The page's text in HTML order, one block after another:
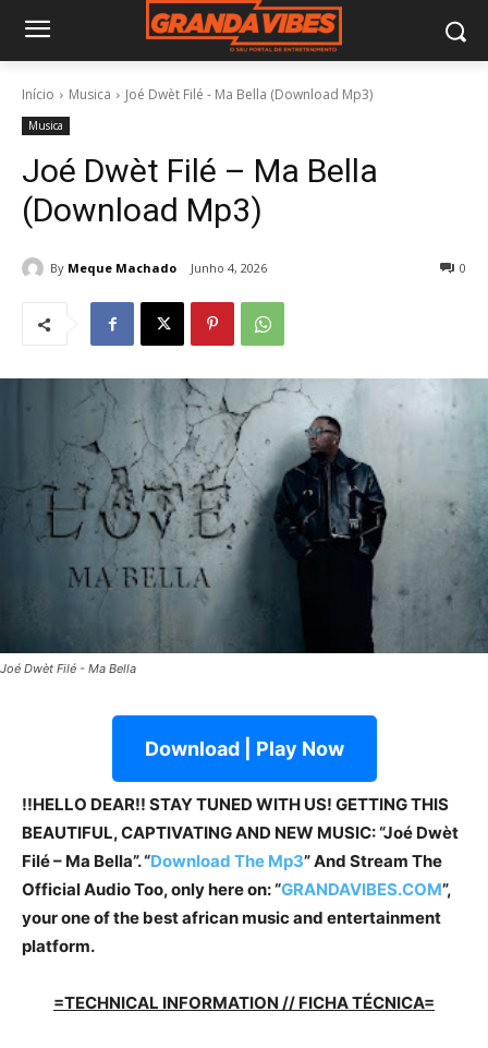
Início Musica Joé Dwèt Filé - Ma Bella (Download Mp3)
Musica
Joé Dwèt Filé – Ma Bella
(Download Mp3)
By Meque Machado Junho 4, 2026 0
Joé Dwèt Filé - Ma Bella
Download | Play Now
!!HELLO DEAR!! STAY TUNED WITH US! GETTING THIS
BEAUTIFUL, CAPTIVATING AND NEW MUSIC: “Joé Dwèt
Filé – Ma Bella”. “Download The Mp3” And Stream The
Official Audio Too, only here on: “GRANDAVIBES.COM”,
your one of the best african music and entertainment
platform.
=TECHNICAL INFORMATION // FICHA TÉCNICA=